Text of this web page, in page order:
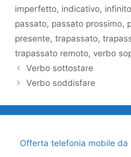
imperfetto, indicativo, infinito
passato, passato prossimo,
presente, trapassato,
trapassato remoto, verbo
Verbo sottostare
Verbo soddisfare
Offerta telefonia mobile da